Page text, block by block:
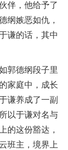
伴，他给予了
纲嫉恶如仇，
谦的话，其中
郭德纲段子里
家庭中，成长
谦养成了一副
以于谦对名与
的这份豁达，
班主，境界上